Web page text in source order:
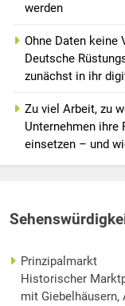
werden
Ohne Daten keine
Deutsche
zunächst in ihr
Zu viel Arbeit, zu
Unternehmen ihre
einsetzen – und
Prinzipalmarkt
Historischer
mit Giebelhäusern,